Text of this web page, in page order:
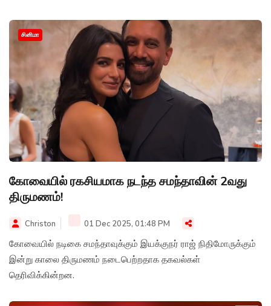
சினிமா
கோவையில் ரகசியமாக நடந்த சமந்தாவின் 2வது
திருமணம்!
Christon 01 Dec 2025, 01:48 PM
கோவையில் நடிகை சமந்தாவுக்கும் இயக்குநர் ராஜ் நிதிமோருக்கும்
இன்று காலை திருமணம் நடைபெற்றதாக தகவல்கள்
தெரிவிக்கின்றன.